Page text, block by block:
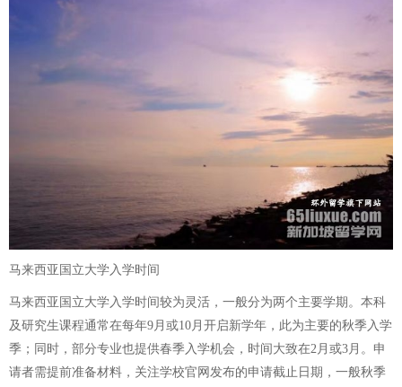
马来西亚国立大学入学时间
马来西亚国立大学入学时间较为灵活，一般分为两个主要学期。本科
及研究生课程通常在每年9月或10月开启新学年，此为主要的秋季入学
季；同时，部分专业也提供春季入学机会，时间大致在2月或3月。申
请者需提前准备材料，关注学校官网发布的申请截止日期，一般秋季